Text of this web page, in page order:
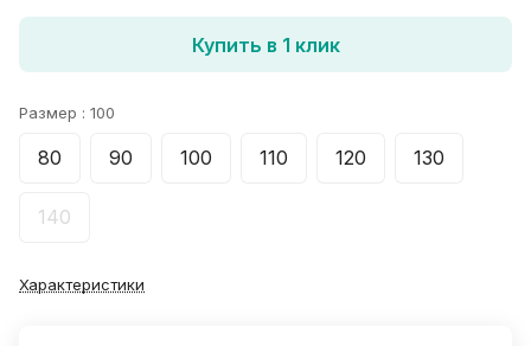
Купить в 1 клик
Размер : 100
80 90 100 110 120 130
140
Характеристики